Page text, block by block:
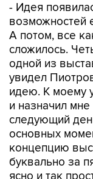
- Идея
возможностей
А потом, все
сложилось.
одной из
увидел
идею. К моему
и назначил
следующий
основных
концепцию
буквально за